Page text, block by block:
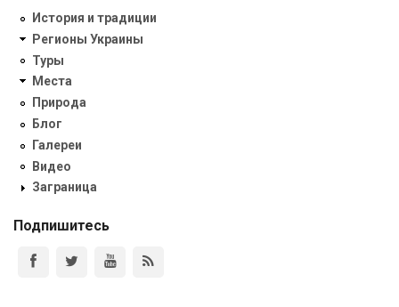
История и традиции
Регионы Украины
Туры
Места
Природа
Блог
Галереи
Видео
Заграница
Подпишитесь